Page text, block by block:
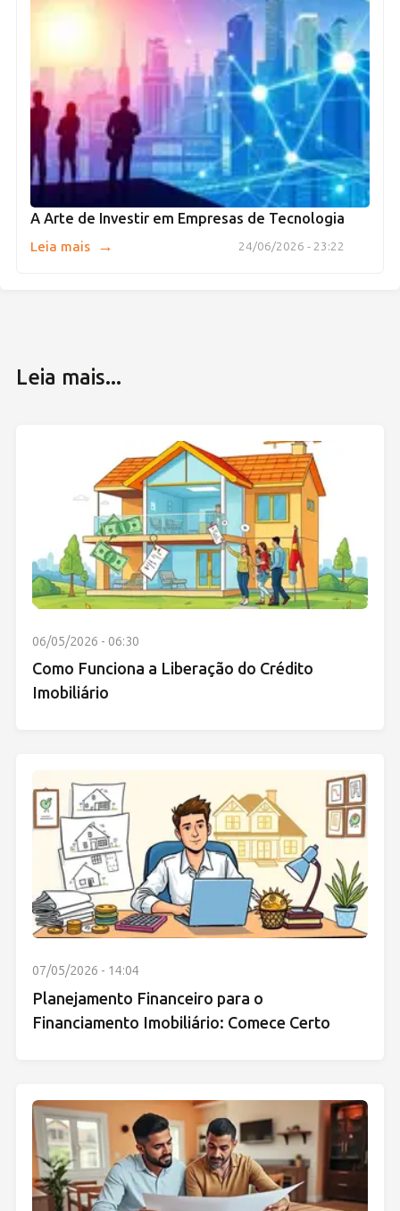
A Arte de Investir em Empresas de Tecnologia
24/06/2026 - 23:22
Leia mais →
Leia mais...
06/05/2026 - 06:30
Como Funciona a Liberação do Crédito
Imobiliário
07/05/2026 - 14:04
Planejamento Financeiro para o
Financiamento Imobiliário: Comece Certo